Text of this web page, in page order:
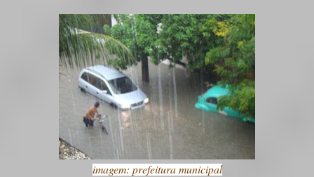
imagem: prefeitura municipal